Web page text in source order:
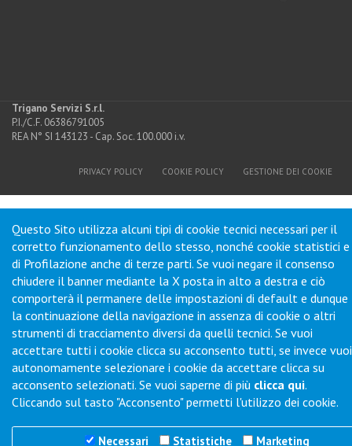
Trigano Servizi S.r.l.
P.I./C.F. 06386791005
REA N° SI 143123 - Cap. Soc. 100.000 i.v.
PRIVACY POLICY COOKIE POLICY GESTIONE DEI COOKIE
Questo Sito utilizza alcuni tipi di cookie tecnici necessari per il
corretto funzionamento dello stesso, nonché cookie statistici e
di Profilazione anche di terze parti. Se vuoi negare il consenso
chiudere il banner mediante la X posta in alto a destra e ciò
comporterà il permanere delle impostazioni di default e dunque
la continuazione della navigazione in assenza di cookie o altri
strumenti di tracciamento diversi da quelli tecnici. Se vuoi
accettare tutti i cookie clicca su acconsento tutti, se invece vuoi
autonomamente selezionare i cookie da accettare clicca su
acconsento selezionati. Se vuoi saperne di più clicca qui.
Cliccando sul tasto "Acconsento" permetti l'utilizzo dei cookie.
Necessari Statistiche Marketing